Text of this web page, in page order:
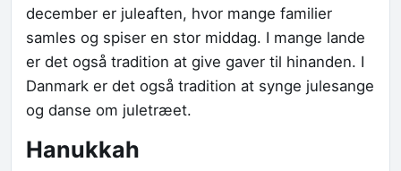
december er juleaften, hvor mange familier
samles og spiser en stor middag. I mange lande
er det også tradition at give gaver til hinanden. I
Danmark er det også tradition at synge julesange
og danse om juletræet.
Hanukkah